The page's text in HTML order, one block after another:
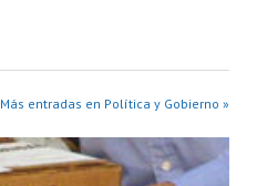
Más entradas en Política y Gobierno »